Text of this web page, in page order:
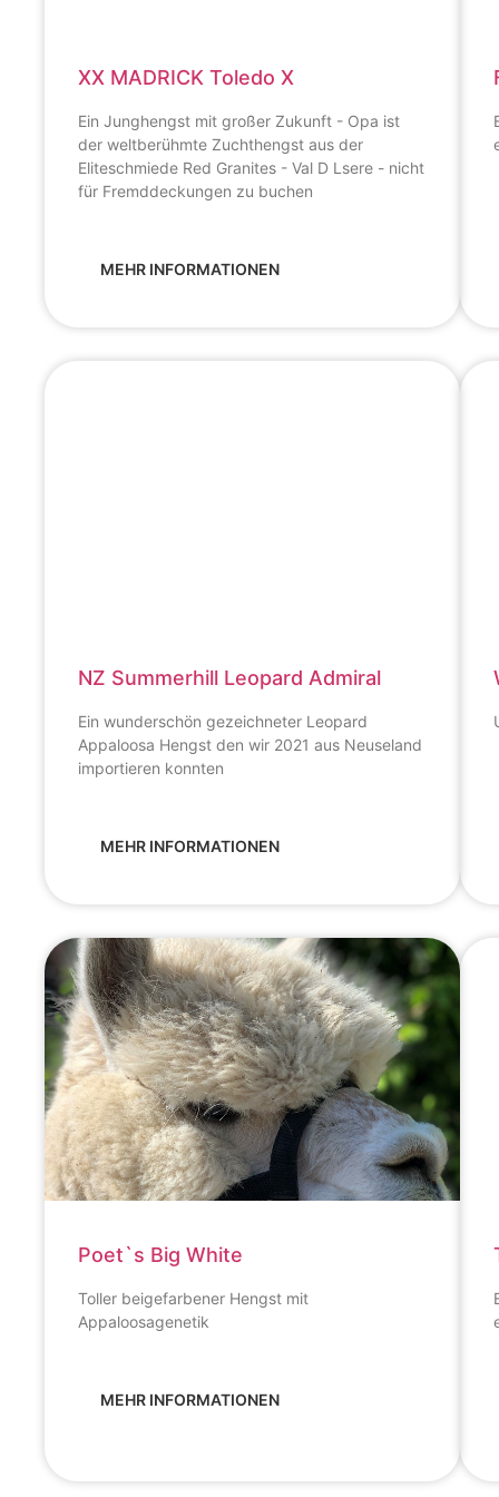
XX MADRICK Toledo X
Ein Junghengst mit großer Zukunft - Opa ist
der weltberühmte Zuchthengst aus der
Eliteschmiede Red Granites - Val D Lsere - nicht
für Fremddeckungen zu buchen
MEHR INFORMATIONEN
NZ Summerhill Leopard Admiral
Ein wunderschön gezeichneter Leopard
Appaloosa Hengst den wir 2021 aus Neuseland
importieren konnten
MEHR INFORMATIONEN
Poet`s Big White
Toller beigefarbener Hengst mit
Appaloosagenetik
MEHR INFORMATIONEN